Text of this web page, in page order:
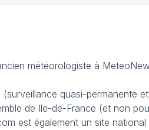
météorologiste à
quasi-permanente
de Ile-de-France (et non
est également un site